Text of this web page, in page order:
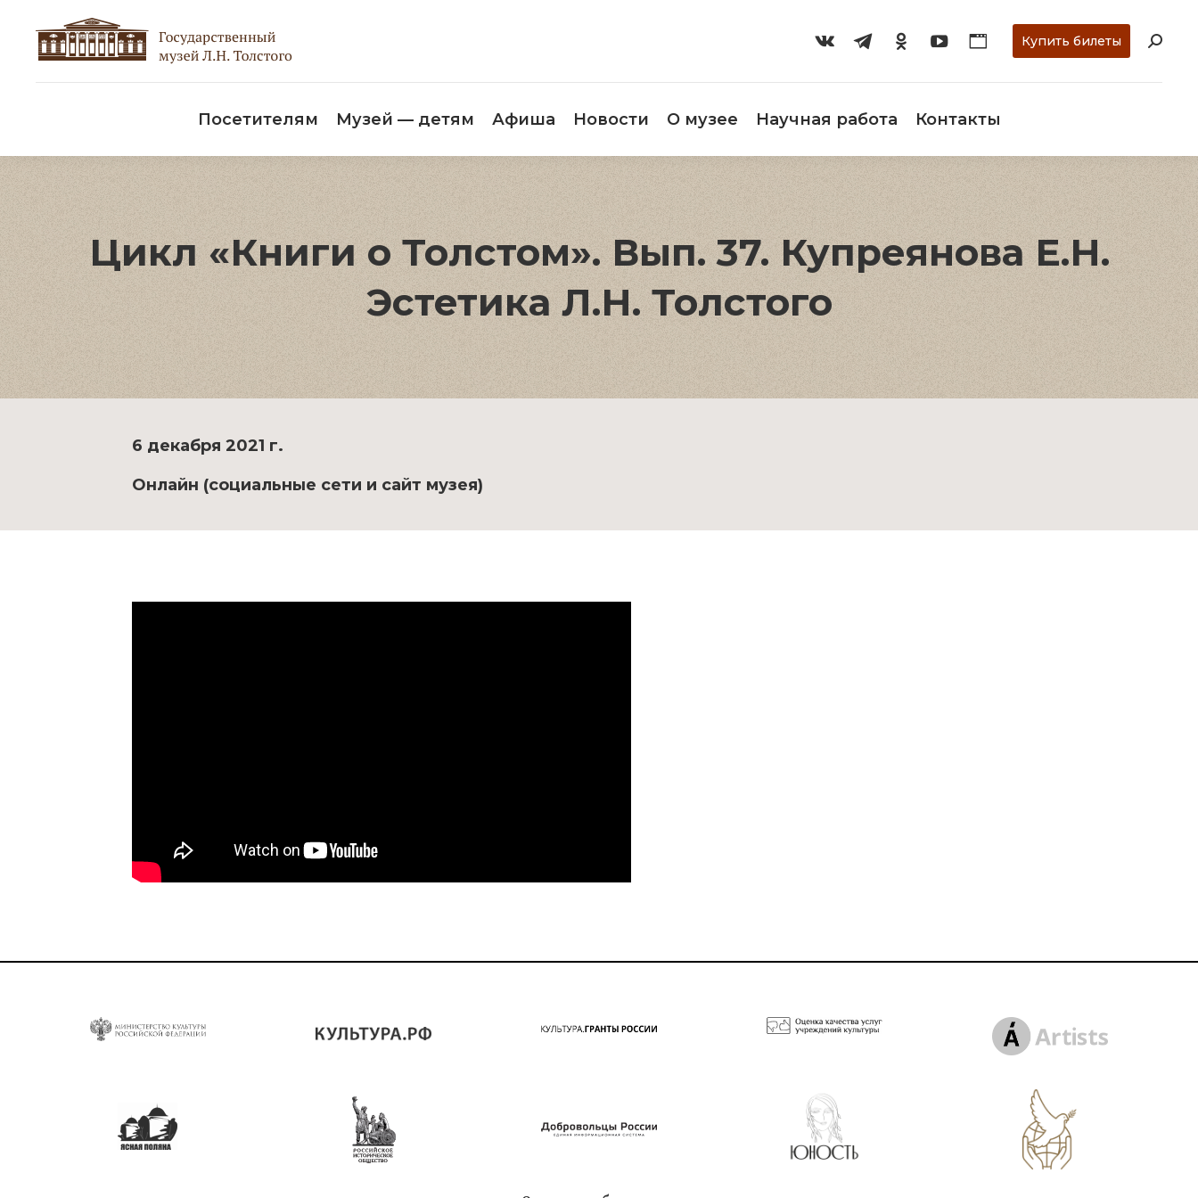
Купить билеты
Посетителям Музей — детям Афиша Новости О музее Научная работа Контакты
Цикл «Книги о Толстом». Вып. 37. Купреянова Е.Н.
Эстетика Л.Н. Толстого
6 декабря 2021 г.
Онлайн (социальные сети и сайт музея)
О музее Научная работа Контакты